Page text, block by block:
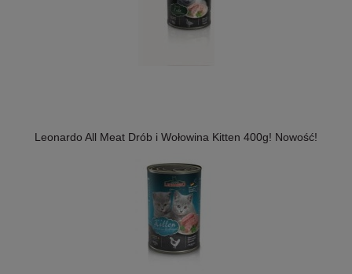
Leonardo All Meat Drób i Wołowina Kitten 400g! Nowość!